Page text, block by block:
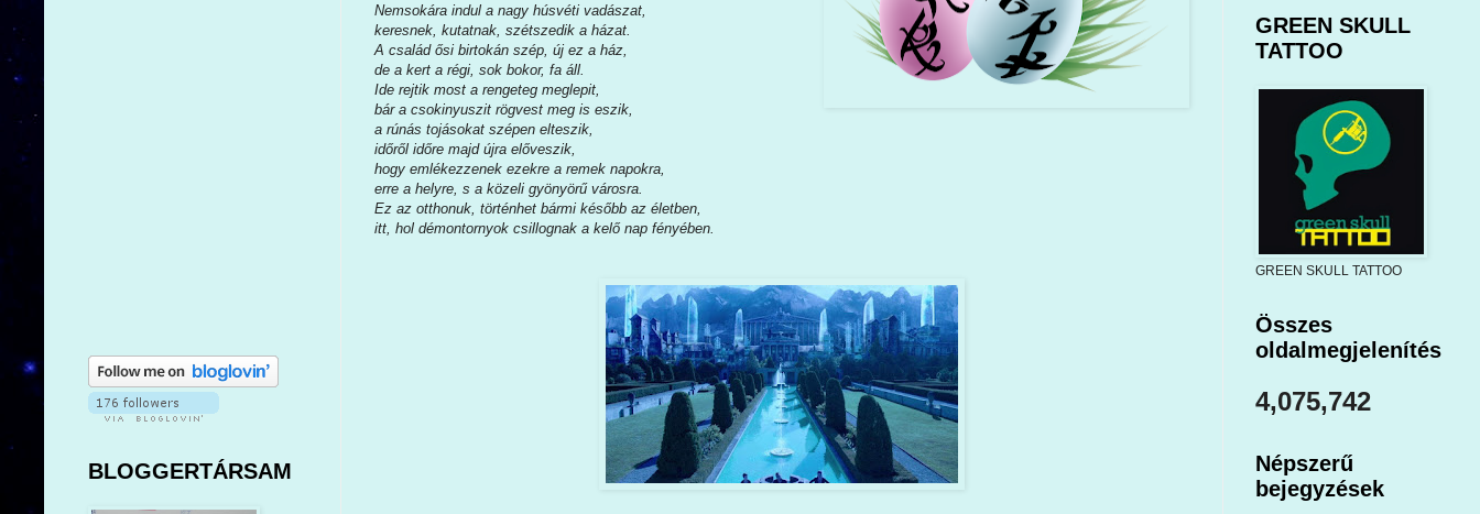
Nemsokára indul a nagy húsvéti vadászat,
keresnek, kutatnak, szétszedik a házat.
A család ősi birtokán szép, új ez a ház,
de a kert a régi, sok bokor, fa áll.
Ide rejtik most a rengeteg meglepit,
bár a csokinyuszit rögvest meg is eszik,
a rúnás tojásokat szépen elteszik,
időről időre majd újra előveszik,
hogy emlékezzenek ezekre a remek napokra,
erre a helyre, s a közeli gyönyörű városra.
Ez az otthonuk, történhet bármi később az életben,
itt, hol démontornyok csillognak a kelő nap fényében.
BLOGGERTÁRSAM
GREEN SKULL
TATTOO
GREEN SKULL TATTOO
Összes
oldalmegjelenítés
4,075,742
Népszerű
bejegyzések